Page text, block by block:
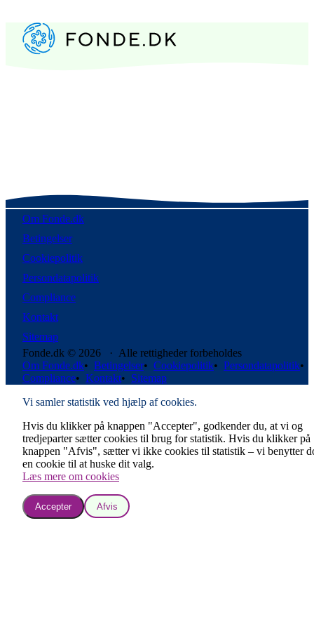
Om Fonde.dk
Betingelser
Cookiepolitik
Persondatapolitik
Compliance
Kontakt
Sitemap
Fonde.dk © 2026 · Alle rettigheder forbeholdes
Om Fonde.dk• Betingelser• Cookiepolitik• Persondatapolitik•
Compliance• Kontakt• Sitemap
Vi samler statistik ved hjælp af cookies.
Hvis du klikker på knappen "Accepter", godkender du, at vi og
tredjeparter sætter cookies til brug for statistik. Hvis du klikker på
knappen "Afvis", sætter vi ikke cookies til statistik – vi benytter
en cookie til at huske dit valg.
Læs mere om cookies
Accepter Afvis